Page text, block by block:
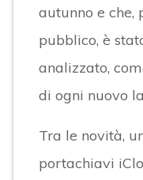
autunno e che,
pubblico, è
analizzato,
di ogni nuovo
Tra le novità,
portachiavi